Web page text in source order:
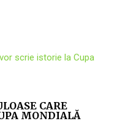
CARE
MONDIALĂ